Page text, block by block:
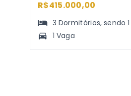
R$415.000,00
3 Dormitórios, sendo1
1 Vaga